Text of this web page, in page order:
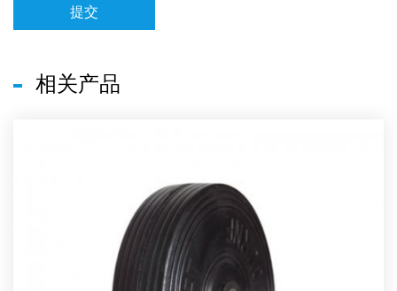
提交
相关产品